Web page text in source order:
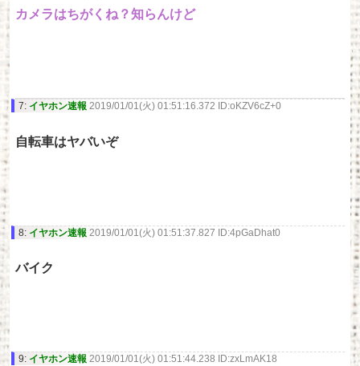
カメラはちがくね？知らんけど
7: イヤホン速報 2019/01/01(火) 01:51:16.372 ID:oKZV6cZ+0
自転車はヤバいぞ
8: イヤホン速報 2019/01/01(火) 01:51:37.827 ID:4pGaDhat0
バイク
9: イヤホン速報 2019/01/01(火) 01:51:44.238 ID:zxLmAK18